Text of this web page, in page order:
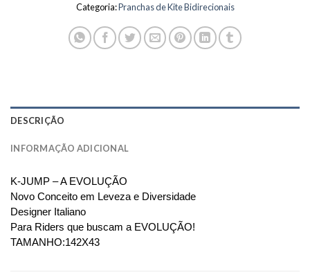
Categoria:Pranchas de Kite Bidirecionais
DESCRIÇÃO
INFORMAÇÃO ADICIONAL
K-JUMP – A EVOLUÇÃO
Novo Conceito em Leveza e Diversidade
Designer Italiano
Para Riders que buscam a EVOLUÇÃO!
TAMANHO:142X43